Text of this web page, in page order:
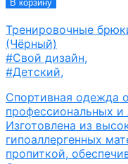
В корзину
Тренировочные
(Чёрный)
#Свой дизайн,
#Детский,
Спортивная одежда
профессиональных
Изготовлена из
гипоаллергенных
пропиткой,